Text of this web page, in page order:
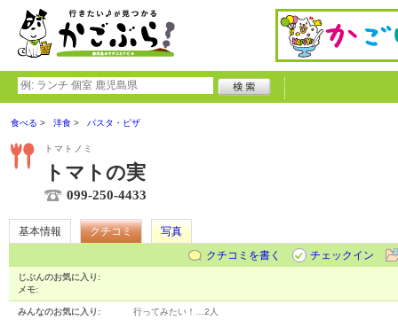
食べる 洋食 パスタ・ピザ
トマトノミ
トマトの実
099-250-4433
基本情報 クチコミ
写真
クチコミを書く
チェックイン
じぶんのお気に入り:
メモ:
みんなのお気に入り: 行ってみたい！… 2人